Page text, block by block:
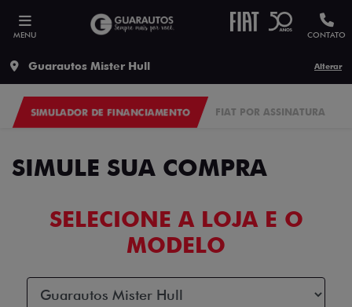
MENU CONTATO
Guarautos Mister Hull Alterar
SIMULADOR DE FINANCIAMENTO FIAT POR ASSINATURA
SIMULE SUA COMPRA
SELECIONE A LOJA E O
MODELO